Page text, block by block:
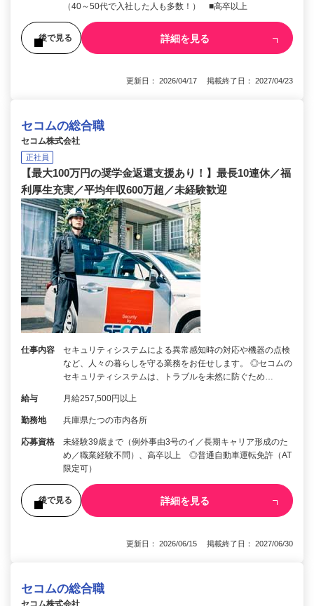
（40～50代で入社した人も多数！） ■高卒以上
後で見る 詳細を見る
更新日： 2026/04/17 掲載終了日： 2027/04/23
セコムの総合職
セコム株式会社
正社員
【最大100万円の奨学金返還支援あり！】最長10連休／福
利厚生充実／平均年収600万超／未経験歓迎
仕事内容
セキュリティシステムによる異常感知時の対応や機器の点検
など、人々の暮らしを守る業務をお任せします。 ◎セコムの
セキュリティシステムは、トラブルを未然に防ぐため…
給与 月給257,500円以上
勤務地 兵庫県たつの市内各所
応募資格
未経験39歳まで（例外事由3号のイ／長期キャリア形成のた
め／職業経験不問）、高卒以上 ◎普通自動車運転免許（AT
限定可）
後で見る 詳細を見る
更新日： 2026/06/15 掲載終了日： 2027/06/30
セコムの総合職
セコム株式会社